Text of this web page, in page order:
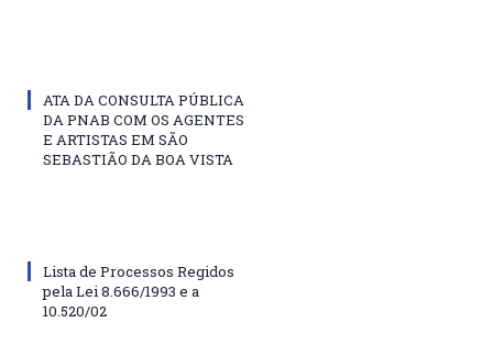
ATA DA CONSULTA PÚBLICA
DA PNAB COM OS AGENTES
E ARTISTAS EM SÃO
SEBASTIÃO DA BOA VISTA
Lista de Processos Regidos
pela Lei 8.666/1993 e a
10.520/02